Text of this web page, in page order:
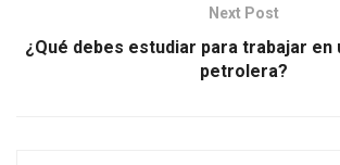
Next Post
¿Qué debes estudiar para trabajar en
petrolera?